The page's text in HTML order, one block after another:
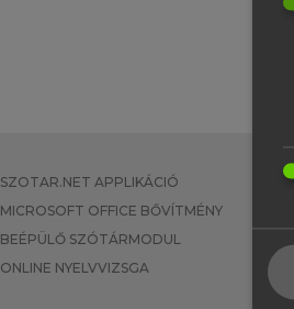
SZOTAR.NET APPLIKÁCIÓ
MICROSOFT OFFICE BŐVÍTMÉNY
BEÉPÜLŐ SZÓTÁRMODUL
ONLINE NYELVVIZSGA